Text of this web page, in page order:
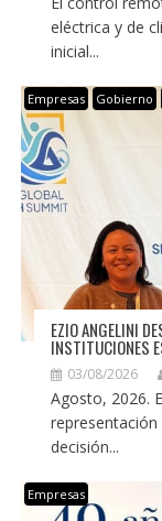
eléctrica y de
inicial...
Empresas Gobierno
EZIO ANGELINI
INSTITUCIONES
03/08/2026
Agosto, 2026.
representación
decisión...
Empresas